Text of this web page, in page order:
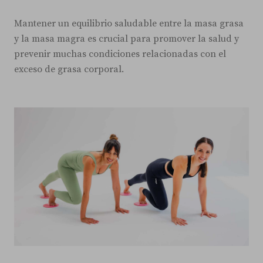
Mantener un equilibrio saludable entre la masa grasa
y la masa magra es crucial para promover la salud y
prevenir muchas condiciones relacionadas con el
exceso de grasa corporal.